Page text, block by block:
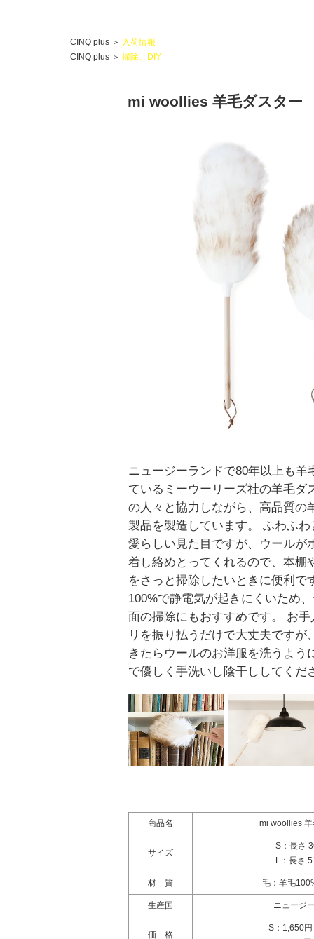
CINQ plus ＞ 入荷情報
CINQ plus ＞ 掃除、DIY
mi woollies 羊毛ダスター
ニュージーランドで80年以上も羊
ているミーウーリーズ社の羊毛ダ
の人々と協力しながら、高品質の
製品を製造しています。 ふわふ
愛らしい見た目ですが、ウールが
着し絡めとってくれるので、本棚
をさっと掃除したいときに便利で
100%で静電気が起きにくいため
面の掃除にもおすすめです。 お
リを振り払うだけで大丈夫ですが
きたらウールのお洋服を洗うよう
で優しく手洗いし陰干ししてくだ
商品名 mi woollies
サイズ
S：長さ
L：長さ
材 質 毛：羊毛
生産国 ニュージ
価 格
S：1,650